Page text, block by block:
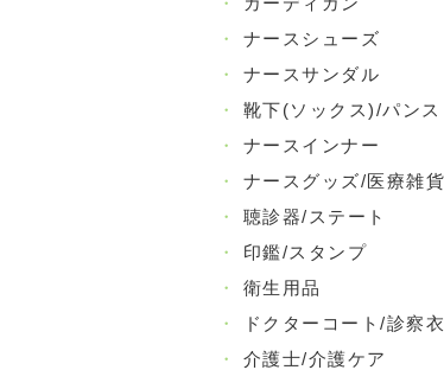
・
ナースシューズ
・
ナースサンダル
・
靴下(ソックス)/パンス
・
ナースインナー
・
ナースグッズ/医療雑貨
・
聴診器/ステート
・
印鑑/スタンプ
・
衛生用品
・
ドクターコート/診察衣
・
介護士/介護ケア